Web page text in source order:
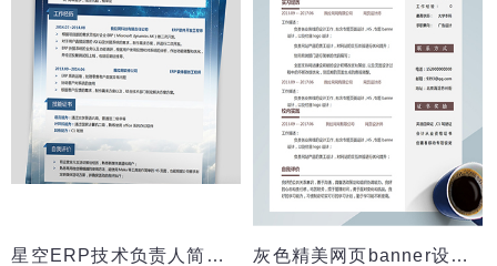
星空ERP技术负责人简历模板 灰色精美网页banner设计师简历模板